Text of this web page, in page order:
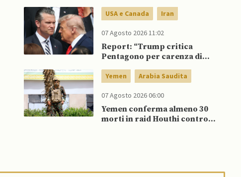
USA e Canada Iran
07 Agosto 2026 11:02
Report: “Trump critica
Pentagono per carenza di
Yemen Arabia Saudita
07 Agosto 2026 06:00
Yemen conferma almeno 30
morti in raid Houthi contro